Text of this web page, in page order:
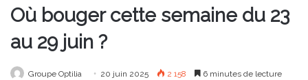
Où bouger cette semaine du 23
au 29 juin ?
Groupe Optilia 20 juin 2025 2 158 6 minutes de lecture